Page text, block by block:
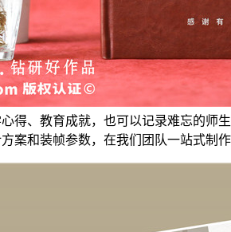
得、教育成就，也可以记录难忘的师
案和装帧参数，在我们团队一站式制